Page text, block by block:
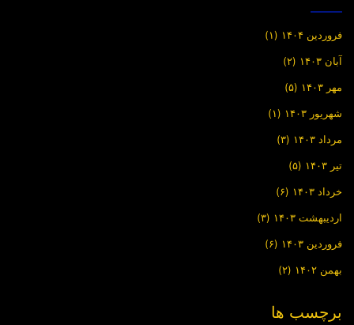
فروردین ۱۴۰۴ (۱)
آبان ۱۴۰۳ (۲)
مهر ۱۴۰۳ (۵)
شهریور ۱۴۰۳ (۱)
مرداد ۱۴۰۳ (۳)
تیر ۱۴۰۳ (۵)
خرداد ۱۴۰۳ (۶)
اردیبهشت ۱۴۰۳ (۳)
فروردین ۱۴۰۳ (۶)
بهمن ۱۴۰۲ (۲)
برچسب ها